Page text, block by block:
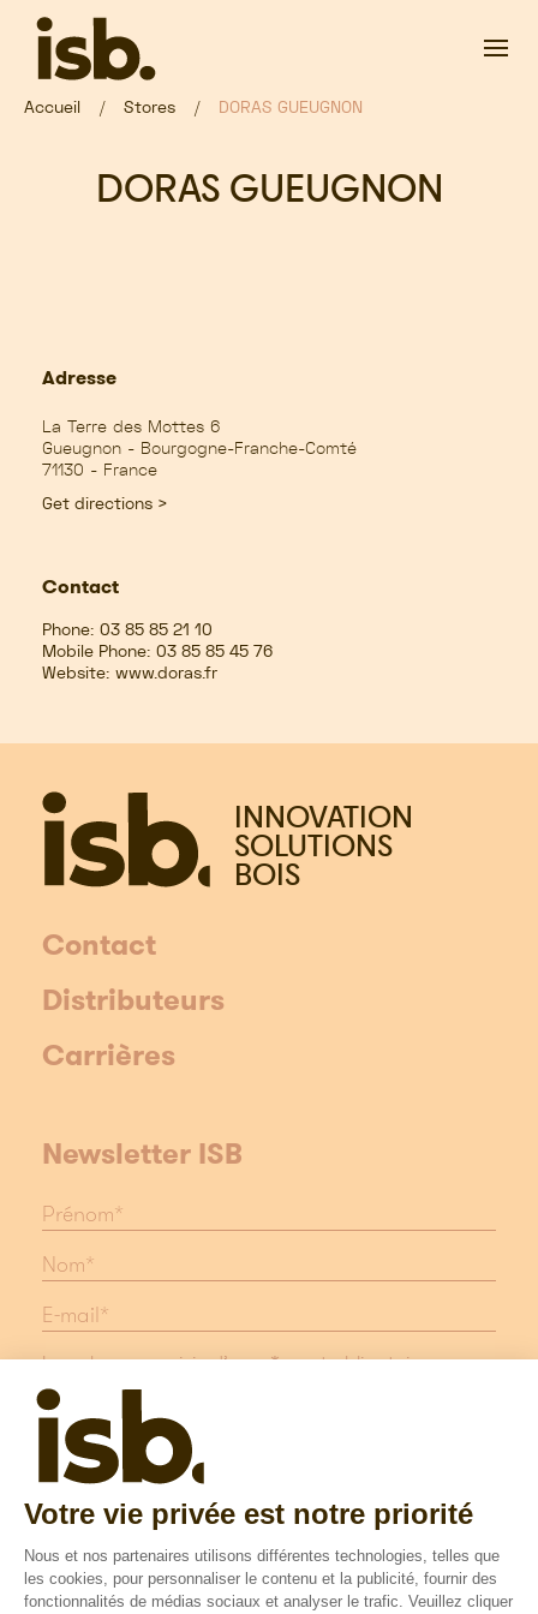
Passer au contenu principal
Accueil Stores DORAS GUEUGNON
DORAS GUEUGNON
Adresse
La Terre des Mottes 6
Gueugnon - Bourgogne-Franche-Comté
71130 - France
Get directions >
Contact
Phone: 03 85 85 21 10
Mobile Phone: 03 85 85 45 76
Website: www.doras.fr
INNOVATION
SOLUTIONS
BOIS
Contact
Distributeurs
Carrières
Newsletter ISB
Les champs suivis d'une * sont obligatoires
Protection des données
Mentions légales